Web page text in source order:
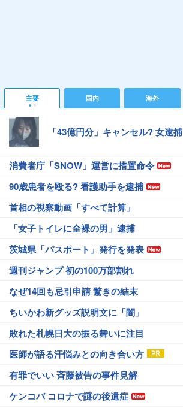
主要 国内 海外
「43億円分」キャンセル? 女逮捕
消費者庁「SNOW」運営に措置命令
90歳患者を殴る? 看護助手を逮捕
首相の視察動画「すべて計算」
「女子トイレに全裸の男」逮捕
茨城県「パスポート」発行を発表
週刊ジャンプ 初の100万部割れ
なぜ14回も忌引申請 驚きの結末
ちいかわ新グッズ説明文に「闇」
敗れた札幌日大の振る舞いに注目
医師が語る汗悩みとの向き合い方
有罪でいい 斉藤被告の事件見解
ケンコバ コロナで謎の後遺症